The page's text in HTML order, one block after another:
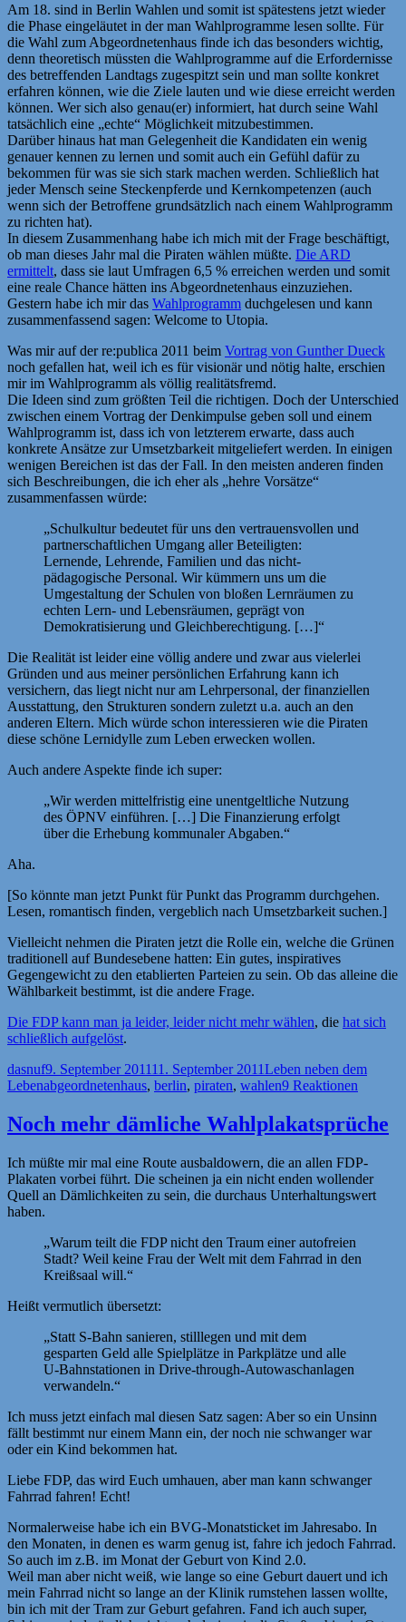
Am 18. sind in Berlin Wahlen und somit ist spätestens jetzt wieder
die Phase eingeläutet in der man Wahlprogramme lesen sollte. Für
die Wahl zum Abgeordnetenhaus finde ich das besonders wichtig,
denn theoretisch müssten die Wahlprogramme auf die Erfordernisse
des betreffenden Landtags zugespitzt sein und man sollte konkret
erfahren können, wie die Ziele lauten und wie diese erreicht werden
können. Wer sich also genau(er) informiert, hat durch seine Wahl
tatsächlich eine „echte“ Möglichkeit mitzubestimmen.
Darüber hinaus hat man Gelegenheit die Kandidaten ein wenig
genauer kennen zu lernen und somit auch ein Gefühl dafür zu
bekommen für was sie sich stark machen werden. Schließlich hat
jeder Mensch seine Steckenpferde und Kernkompetenzen (auch
wenn sich der Betroffene grundsätzlich nach einem Wahlprogramm
zu richten hat).
In diesem Zusammenhang habe ich mich mit der Frage beschäftigt,
ob man dieses Jahr mal die Piraten wählen müßte. Die ARD
ermittelt, dass sie laut Umfragen 6,5 % erreichen werden und somit
eine reale Chance hätten ins Abgeordnetenhaus einzuziehen.
Gestern habe ich mir das Wahlprogramm duchgelesen und kann
zusammenfassend sagen: Welcome to Utopia.
Was mir auf der re:publica 2011 beim Vortrag von Gunther Dueck
noch gefallen hat, weil ich es für visionär und nötig halte, erschien
mir im Wahlprogramm als völlig realitätsfremd.
Die Ideen sind zum größten Teil die richtigen. Doch der Unterschied
zwischen einem Vortrag der Denkimpulse geben soll und einem
Wahlprogramm ist, dass ich von letzterem erwarte, dass auch
konkrete Ansätze zur Umsetzbarkeit mitgeliefert werden. In einigen
wenigen Bereichen ist das der Fall. In den meisten anderen finden
sich Beschreibungen, die ich eher als „hehre Vorsätze“
zusammenfassen würde:
„Schulkultur bedeutet für uns den vertrauensvollen und
partnerschaftlichen Umgang aller Beteiligten:
Lernende, Lehrende, Familien und das nicht-
pädagogische Personal. Wir kümmern uns um die
Umgestaltung der Schulen von bloßen Lernräumen zu
echten Lern- und Lebensräumen, geprägt von
Demokratisierung und Gleichberechtigung. […]“
Die Realität ist leider eine völlig andere und zwar aus vielerlei
Gründen und aus meiner persönlichen Erfahrung kann ich
versichern, das liegt nicht nur am Lehrpersonal, der finanziellen
Ausstattung, den Strukturen sondern zuletzt u.a. auch an den
anderen Eltern. Mich würde schon interessieren wie die Piraten
diese schöne Lernidylle zum Leben erwecken wollen.
Auch andere Aspekte finde ich super:
„Wir werden mittelfristig eine unentgeltliche Nutzung
des ÖPNV einführen. […] Die Finanzierung erfolgt
über die Erhebung kommunaler Abgaben.“
Aha.
[So könnte man jetzt Punkt für Punkt das Programm durchgehen.
Lesen, romantisch finden, vergeblich nach Umsetzbarkeit suchen.]
Vielleicht nehmen die Piraten jetzt die Rolle ein, welche die Grünen
traditionell auf Bundesebene hatten: Ein gutes, inspiratives
Gegengewicht zu den etablierten Parteien zu sein. Ob das alleine die
Wählbarkeit bestimmt, ist die andere Frage.
Die FDP kann man ja leider, leider nicht mehr wählen, die hat sich
schließlich aufgelöst.
Autor
dasnufVeröffentlicht
am
9. September 201111. September 2011Kategorien
Leben neben dem
LebenSchlagwörter
abgeordnetenhaus, berlin, piraten, wahlen9 Reaktionen
Noch mehr dämliche Wahlplakatsprüche
Ich müßte mir mal eine Route ausbaldowern, die an allen FDP-
Plakaten vorbei führt. Die scheinen ja ein nicht enden wollender
Quell an Dämlichkeiten zu sein, die durchaus Unterhaltungswert
haben.
„Warum teilt die FDP nicht den Traum einer autofreien
Stadt? Weil keine Frau der Welt mit dem Fahrrad in den
Kreißsaal will.“
Heißt vermutlich übersetzt:
„Statt S-Bahn sanieren, stilllegen und mit dem
gesparten Geld alle Spielplätze in Parkplätze und alle
U-Bahnstationen in Drive-through-Autowaschanlagen
verwandeln.“
Ich muss jetzt einfach mal diesen Satz sagen: Aber so ein Unsinn
fällt bestimmt nur einem Mann ein, der noch nie schwanger war
oder ein Kind bekommen hat.
Liebe FDP, das wird Euch umhauen, aber man kann schwanger
Fahrrad fahren! Echt!
Normalerweise habe ich ein BVG-Monatsticket im Jahresabo. In
den Monaten, in denen es warm genug ist, fahre ich jedoch Fahrrad.
So auch im z.B. im Monat der Geburt von Kind 2.0.
Weil man aber nicht weiß, wie lange so eine Geburt dauert und ich
mein Fahrrad nicht so lange an der Klinik rumstehen lassen wollte,
bin ich mit der Tram zur Geburt gefahren. Fand ich auch super,